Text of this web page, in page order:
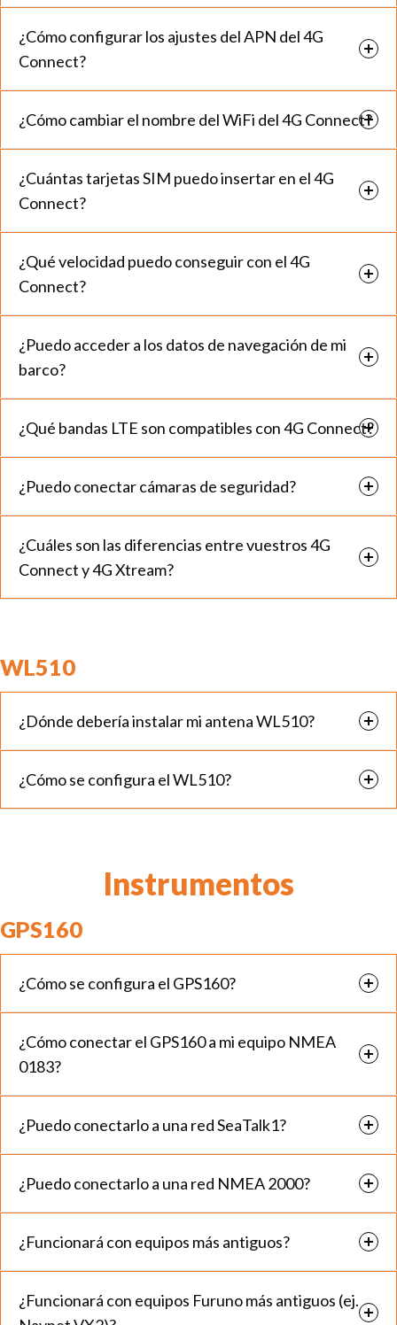
¿Cómo configurar los ajustes del APN del 4G
Connect?
¿Cómo cambiar el nombre del WiFi del 4G Connect?
¿Cuántas tarjetas SIM puedo insertar en el 4G
Connect?
¿Qué velocidad puedo conseguir con el 4G
Connect?
¿Puedo acceder a los datos de navegación de mi
barco?
¿Qué bandas LTE son compatibles con 4G Connect?
¿Puedo conectar cámaras de seguridad?
¿Cuáles son las diferencias entre vuestros 4G
Connect y 4G Xtream?
WL510
¿Dónde debería instalar mi antena WL510?
¿Cómo se configura el WL510?
Instrumentos
GPS160
¿Cómo se configura el GPS160?
¿Cómo conectar el GPS160 a mi equipo NMEA
0183?
¿Puedo conectarlo a una red SeaTalk1?
¿Puedo conectarlo a una red NMEA 2000?
¿Funcionará con equipos más antiguos?
¿Funcionará con equipos Furuno más antiguos (ej.